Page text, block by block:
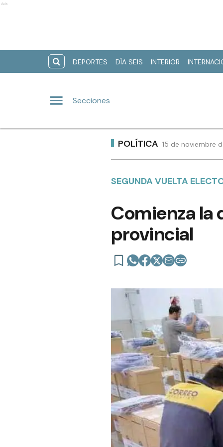
Ads
DEPORTES DÍA SEIS INTERIOR
Secciones
POLÍTICA 15 de noviembre
SEGUNDA VUELTA
Comienza
provincial